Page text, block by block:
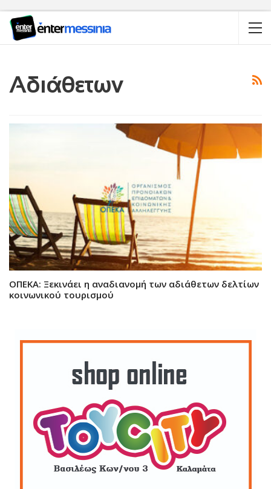
Αδιάθετων
ΟΠΕΚΑ: Ξεκινάει η αναδιανομή των αδιάθετων δελτίων
κοινωνικού τουρισμού